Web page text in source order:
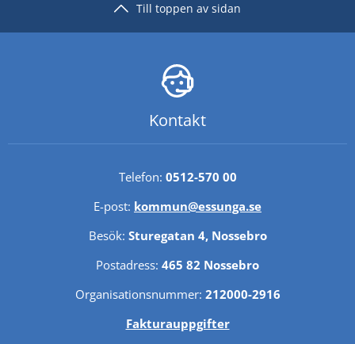
Till toppen av sidan
Kontakt
Telefon: 0512-570 00
E-post: kommun@essunga.se
Besök: Sturegatan 4, Nossebro
Postadress: 465 82 Nossebro
Organisationsnummer: 212000-2916
Fakturauppgifter